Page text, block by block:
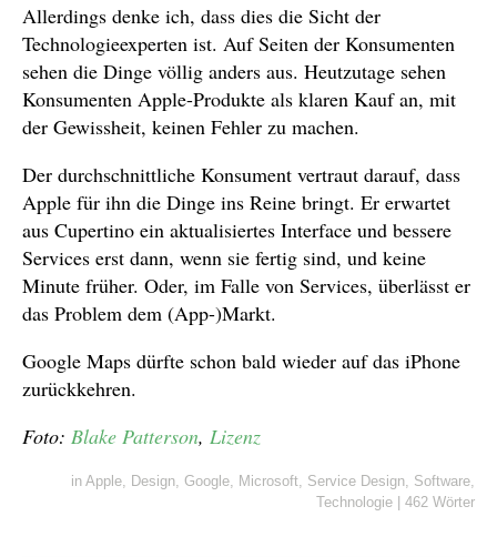
Allerdings denke ich, dass dies die Sicht der
Technologieexperten ist. Auf Seiten der Konsumenten
sehen die Dinge völlig anders aus. Heutzutage sehen
Konsumenten Apple-Produkte als klaren Kauf an, mit
der Gewissheit, keinen Fehler zu machen.
Der durchschnittliche Konsument vertraut darauf, dass
Apple für ihn die Dinge ins Reine bringt. Er erwartet
aus Cupertino ein aktualisiertes Interface und bessere
Services erst dann, wenn sie fertig sind, und keine
Minute früher. Oder, im Falle von Services, überlässt er
das Problem dem (App-)Markt.
Google Maps dürfte schon bald wieder auf das iPhone
zurückkehren.
Foto: Blake Patterson, Lizenz
in Apple Design Google Microsoft Service Design Software
Technologie
462 Wörter